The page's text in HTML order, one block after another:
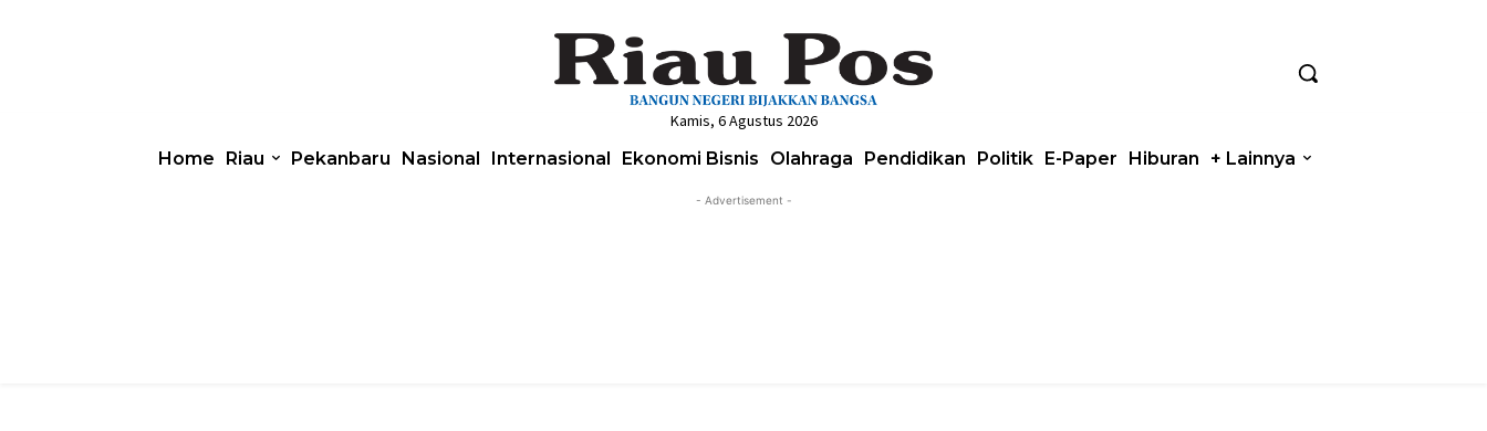
Kamis, 6 Agustus 2026
Home Riau Pekanbaru Nasional Internasional Ekonomi Bisnis Olahraga Pendidikan Politik E-Paper Hiburan + Lainnya
- Advertisement -